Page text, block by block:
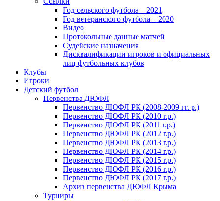
Год сельского футбола – 2021
Год ветеранского футбола – 2020
Видео
Протокольные данные матчей
Судейские назначения
Дисквалификации игроков и официальных
лиц футбольных клубов
Клубы
Игроки
Детский футбол
Первенства ДЮФЛ
Первенство ДЮФЛ РК (2008-2009 гг. р.)
Первенство ДЮФЛ РК (2010 г.р.)
Первенство ДЮФЛ РК (2011 г.р.)
Первенство ДЮФЛ РК (2012 г.р.)
Первенство ДЮФЛ РК (2013 г.р.)
Первенство ДЮФЛ РК (2014 г.р.)
Первенство ДЮФЛ РК (2015 г.р.)
Первенство ДЮФЛ РК (2016 г.р.)
Первенство ДЮФЛ РК (2017 г.р.)
Архив первенства ДЮФЛ Крыма
Турниры